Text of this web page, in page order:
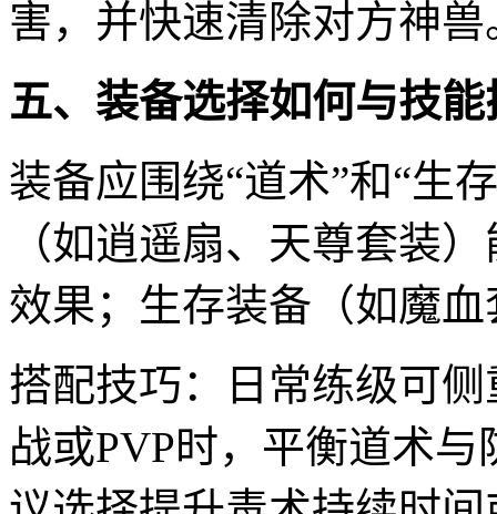
害，并快速清除对方神兽
五、装备选择如何与技
装备应围绕“道术”和“生
（如逍遥扇、天尊套装
效果；生存装备（如魔
搭配技巧：日常练级可
战或PVP时，平衡道术